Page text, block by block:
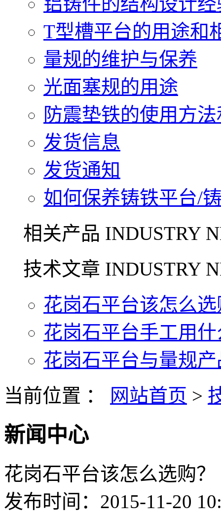
T型槽平台的用途和
量规的维护与保养
光面塞规的用途
防震垫铁的使用方
发货信息
发货通知
如何保养铸铁平台/
相关产品 INDUSTRY
技术文章 INDUSTRY
花岗石平台该怎么选
花岗石平台手工用
花岗石平台与量规
当前位置 ：
网站首页 >
新闻中心
花岗石平台该怎么选购？
发布时间：2015-11-20